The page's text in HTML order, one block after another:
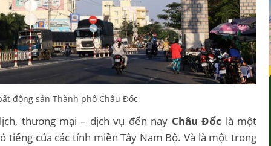
động sản Thành phố Châu Đốc
thương mại – dịch vụ đến nay Châu Đốc là một
tiếng của các tỉnh miền Tây Nam Bộ. Và là một trong